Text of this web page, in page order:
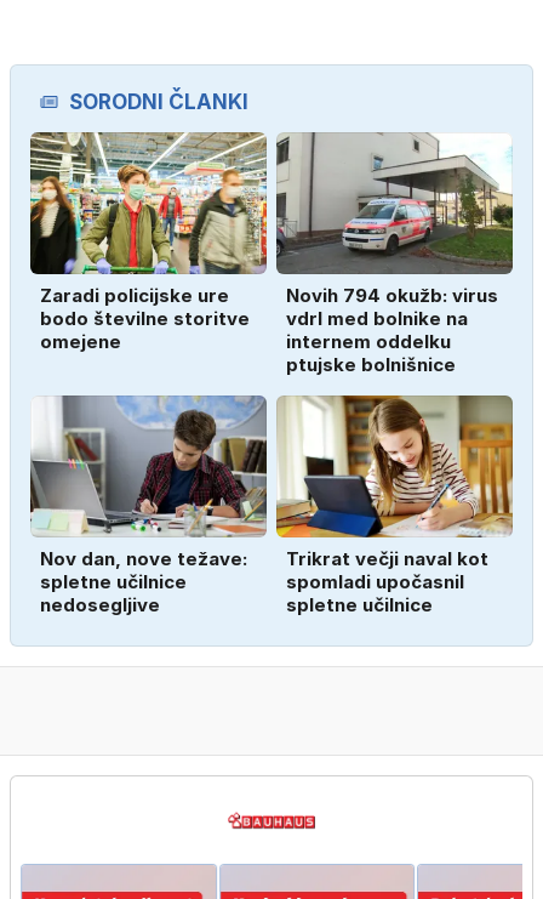
SORODNI ČLANKI
Zaradi policijske ure
bodo številne storitve
omejene
Novih 794 okužb: virus
vdrl med bolnike na
internem oddelku
ptujske bolnišnice
Nov dan, nove težave:
spletne učilnice
nedosegljive
Trikrat večji naval kot
spomladi upočasnil
spletne učilnice